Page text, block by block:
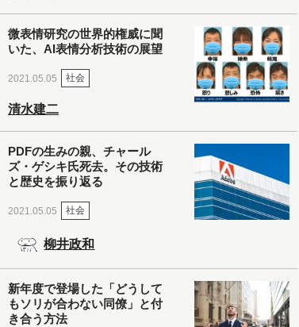
微表情研究の世界的権威に聞
いた、AI表情分析技術の展望
2021.05.05 社会
清水建二
PDFの生みの親、チャール
ズ・ゲシキ氏死去。その技術
と歴史を振り返る
2021.05.05 社会
柳井政和
新年度で登場した「どうして
もソリが合わない同僚」と付
き合う方法